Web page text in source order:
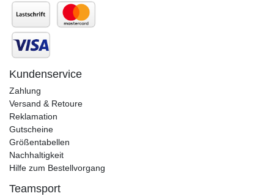
Kundenservice
Zahlung
Versand & Retoure
Reklamation
Gutscheine
Größentabellen
Nachhaltigkeit
Hilfe zum Bestellvorgang
Teamsport